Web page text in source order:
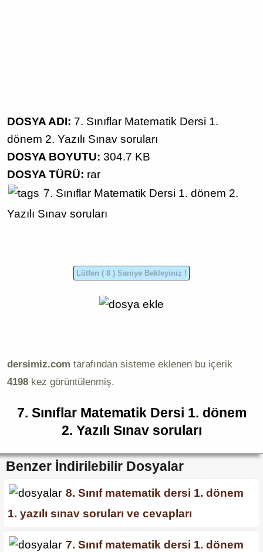
DOSYA ADI: 7. Sınıflar Matematik Dersi 1.
dönem 2. Yazılı Sınav soruları
DOSYA BOYUTU: 304.7 KB
DOSYA TÜRÜ: rar
7. Sınıflar Matematik Dersi 1. dönem 2.
Yazılı Sınav soruları
dersimiz.com tarafından sisteme eklenen bu içerik
4198 kez görüntülenmiş.
7. Sınıflar Matematik Dersi 1. dönem
2. Yazılı Sınav soruları
Benzer İndirilebilir Dosyalar
8. Sınıf matematik dersi 1. dönem
1. yazılı sınav soruları ve cevapları
7. Sınıf matematik dersi 1. dönem